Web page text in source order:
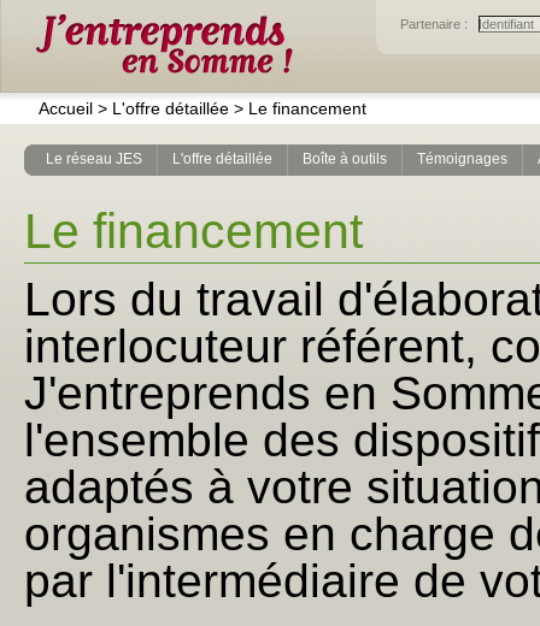
Partenaire :
Accueil > L'offre détaillée > Le financement
Le réseau JES L'offre détaillée Boîte à outils Témoignages
Le financement
Lors du travail
interlocuteur référent,
J'entreprends en
l'ensemble des
adaptés à votre
organismes en charge
par l'intermédiaire de